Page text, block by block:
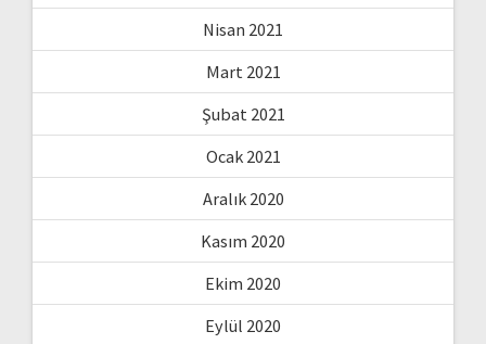
Nisan 2021
Mart 2021
Şubat 2021
Ocak 2021
Aralık 2020
Kasım 2020
Ekim 2020
Eylül 2020